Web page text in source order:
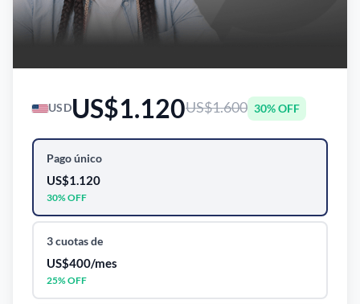
USDUS$1.120US$1.600 30% OFF
Pago único
US$1.120
30% OFF
3 cuotas de
US$400/mes
25% OFF